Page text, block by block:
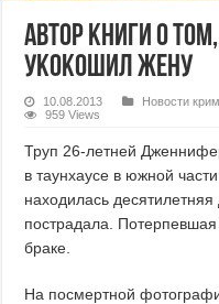
Автор книги о
укокошил жену
10.08.2013 Новости
959 Views
Труп 26-летней
в таунхаусе в южной
находилась
пострадала.
браке.
На посмертной